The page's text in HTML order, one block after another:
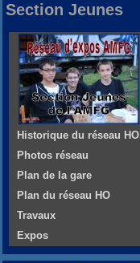
Section Jeunes
Historique du réseau HO
Photos réseau
Plan de la gare
Plan du réseau HO
Travaux
Expos